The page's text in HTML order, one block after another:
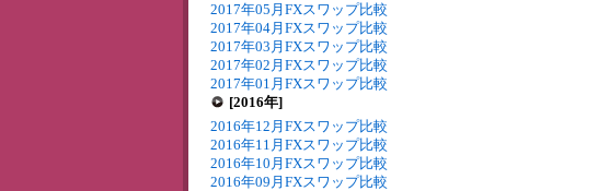
2017年05月FXスワップ比較
2017年04月FXスワップ比較
2017年03月FXスワップ比較
2017年02月FXスワップ比較
2017年01月FXスワップ比較
[2016年]
2016年12月FXスワップ比較
2016年11月FXスワップ比較
2016年10月FXスワップ比較
2016年09月FXスワップ比較